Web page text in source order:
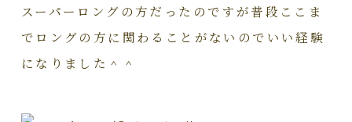
スーパーロングの方だったのですが普段ここま
でロングの方に関わることがないのでいい経験
になりました＾＾